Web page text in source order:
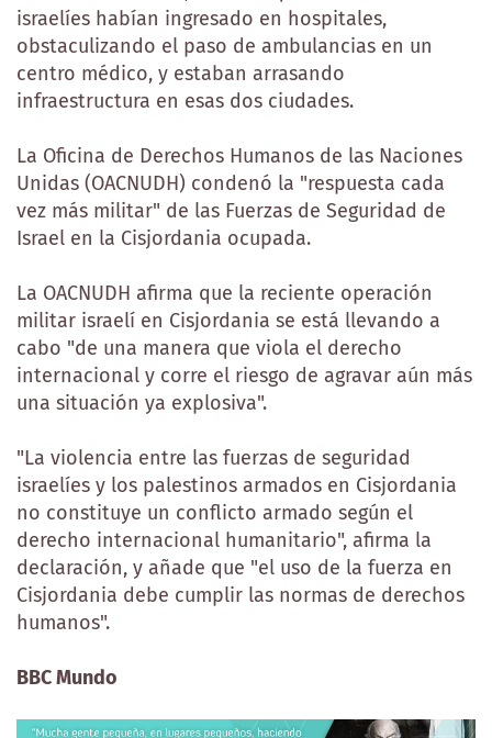
israelíes habían ingresado en hospitales,
obstaculizando el paso de ambulancias en un
centro médico, y estaban arrasando
infraestructura en esas dos ciudades.
La Oficina de Derechos Humanos de las Naciones
Unidas (OACNUDH) condenó la "respuesta cada
vez más militar" de las Fuerzas de Seguridad de
Israel en la Cisjordania ocupada.
La OACNUDH afirma que la reciente operación
militar israelí en Cisjordania se está llevando a
cabo "de una manera que viola el derecho
internacional y corre el riesgo de agravar aún más
una situación ya explosiva".
"La violencia entre las fuerzas de seguridad
israelíes y los palestinos armados en Cisjordania
no constituye un conflicto armado según el
derecho internacional humanitario", afirma la
declaración, y añade que "el uso de la fuerza en
Cisjordania debe cumplir las normas de derechos
humanos".
BBC Mundo